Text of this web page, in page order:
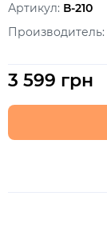
Артикул: В-210
Производитель:
3 599 грн